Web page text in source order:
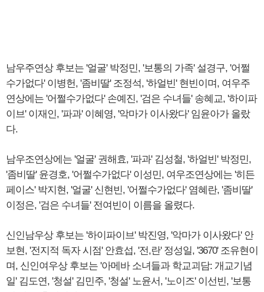
남우주연상 후보는 '얼굴' 박정민, '보통의 가족' 설경구, '어쩔
수가없다' 이병헌, '좀비딸' 조정석, '하얼빈' 현빈이며, 여우주
연상에는 '어쩔수가없다' 손예진, '검은 수녀들' 송혜교, '하이파
이브' 이재인, '파과' 이혜영, '악마가 이사왔다' 임윤아가 올랐
다.
남우조연상에는 '얼굴' 권해효, '파과' 김성철, '하얼빈' 박정민,
'좀비딸' 윤경호, '어쩔수가없다' 이성민, 여우조연상에는 '히든
페이스' 박지현, '얼굴' 신현빈, '어쩔수가없다' 염혜란, '좀비딸'
이정은, '검은 수녀들' 전여빈이 이름을 올렸다.
신인남우상 후보는 '하이파이브' 박진영, '악마가 이사왔다' 안
보현, '전지적 독자 시점' 안효섭, '전,란' 정성일, '3670' 조유현이
며, 신인여우상 후보는 '아메바 소녀들과 학교괴담: 개교기념
일' 김도연, '청설' 김민주, '청설' 노윤서, '노이즈' 이선빈, '보통